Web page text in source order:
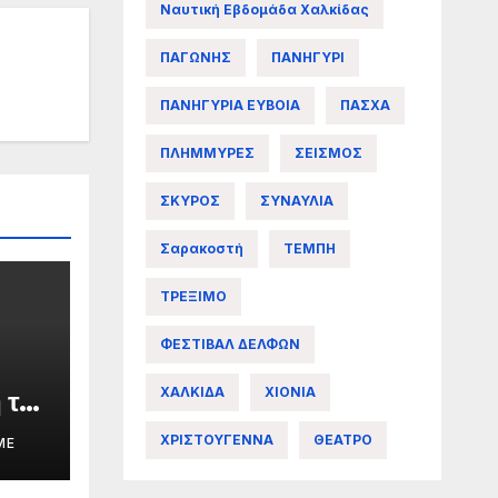
Ναυτική Εβδομάδα Χαλκίδας
ΠΑΓΩΝΗΣ ΠΑΝΗΓΥΡΙ
ΠΑΝΗΓΥΡΙΑ ΕΥΒΟΙΑ ΠΑΣΧΑ
ΠΛΗΜΜΥΡΕΣ ΣΕΙΣΜΟΣ
ΣΚΥΡΟΣ ΣΥΝΑΥΛΙΑ
Σαρακοστή ΤΕΜΠΗ
ΤΡΕΞΙΜΟ
ΦΕΣΤΙΒΑΛ ΔΕΛΦΩΝ
ΧΑΛΚΙΔΑ ΧΙΟΝΙΑ
ΧΡΙΣΤΟΥΓΕΝΝΑ ΘΕΑΤΡΟ